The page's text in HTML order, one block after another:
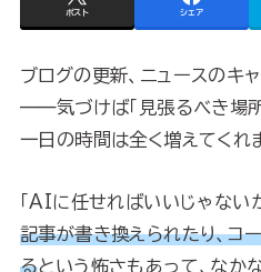
ポスト シェア
ブログの更新、ニュースのキ
——気づけば「見張るべき場所
一日の時間は全く増えてくれ
「AIに任せればいいじゃない
記事が書き換えられたり、コ
るという怖さもあって、なか